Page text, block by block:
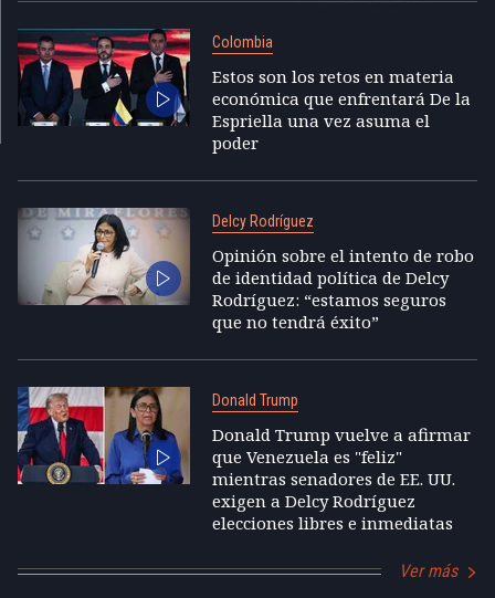
Colombia
Estos son los retos en materia
económica que enfrentará De la
Espriella una vez asuma el
poder
Delcy Rodríguez
Opinión sobre el intento de robo
de identidad política de Delcy
Rodríguez: “estamos seguros
que no tendrá éxito”
Donald Trump
Donald Trump vuelve a afirmar
que Venezuela es "feliz"
mientras senadores de EE. UU.
exigen a Delcy Rodríguez
elecciones libres e inmediatas
Ver más